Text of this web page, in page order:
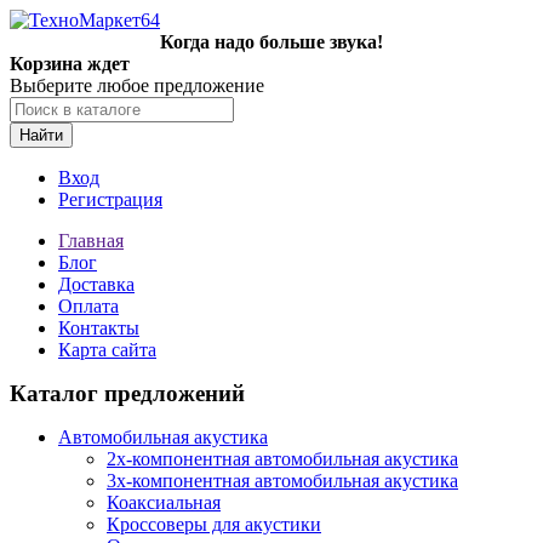
Когда надо больше звука!
Корзина ждет
Выберите любое предложение
Найти
Вход
Регистрация
Главная
Блог
Доставка
Оплата
Контакты
Карта сайта
Каталог предложений
Автомобильная акустика
2х-компонентная автомобильная акустика
3х-компонентная автомобильная акустика
Коаксиальная
Кроссоверы для акустики